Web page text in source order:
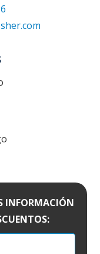
INFORMACIÓN